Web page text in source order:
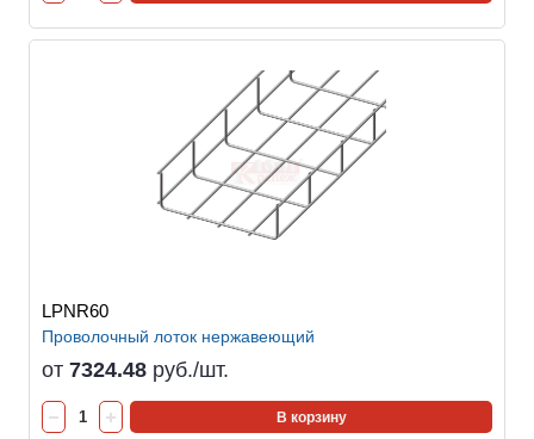
LPNR60
Проволочный лоток нержавеющий
от 7324.48 руб./шт.
В корзину